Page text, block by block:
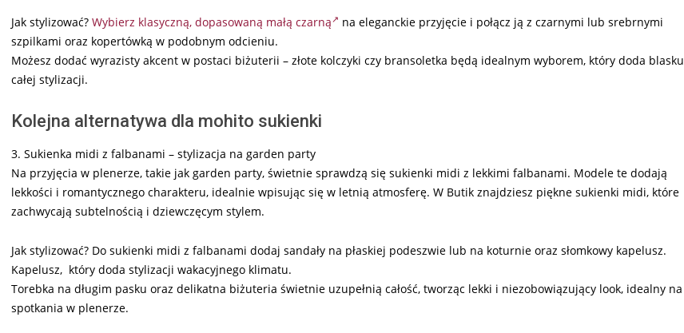
Jak stylizować? Wybierz klasyczną, dopasowaną małą czarną
na eleganckie przyjęcie i połącz ją z czarnymi lub srebrnymi
szpilkami oraz kopertówką w podobnym odcieniu.
Możesz dodać wyrazisty akcent w postaci biżuterii – złote kolczyki czy bransoletka będą idealnym wyborem, który doda blasku
całej stylizacji.
Kolejna alternatywa dla mohito sukienki
3. Sukienka midi z falbanami – stylizacja na garden party
Na przyjęcia w plenerze, takie jak garden party, świetnie sprawdzą się sukienki midi z lekkimi falbanami. Modele te dodają
lekkości i romantycznego charakteru, idealnie wpisując się w letnią atmosferę. W Butik znajdziesz piękne sukienki midi, które
zachwycają subtelnością i dziewczęcym stylem.
Jak stylizować? Do sukienki midi z falbanami dodaj sandały na płaskiej podeszwie lub na koturnie oraz słomkowy kapelusz.
Kapelusz, który doda stylizacji wakacyjnego klimatu.
Torebka na długim pasku oraz delikatna biżuteria świetnie uzupełnią całość, tworząc lekki i niezobowiązujący look, idealny na
spotkania w plenerze.